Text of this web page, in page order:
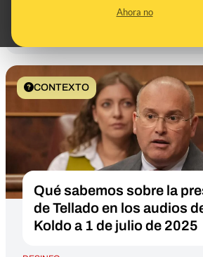
Ahora no
CONTEXTO
Qué sabemos sobre la
de Tellado en los audios
Koldo a 1 de julio de 2025